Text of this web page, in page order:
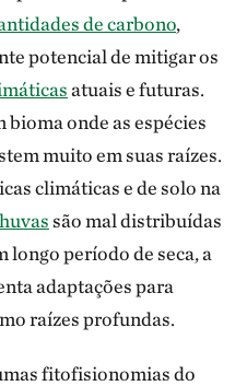
de carbono,
potencial de mitigar os
atuais e futuras.
bioma onde as espécies
muito em suas raízes.
climáticas e de solo na
são mal distribuídas
longo período de seca, a
adaptações para
raízes profundas.
fitofisionomias do